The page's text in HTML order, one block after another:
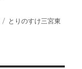
カ
とりのすけ三宮東